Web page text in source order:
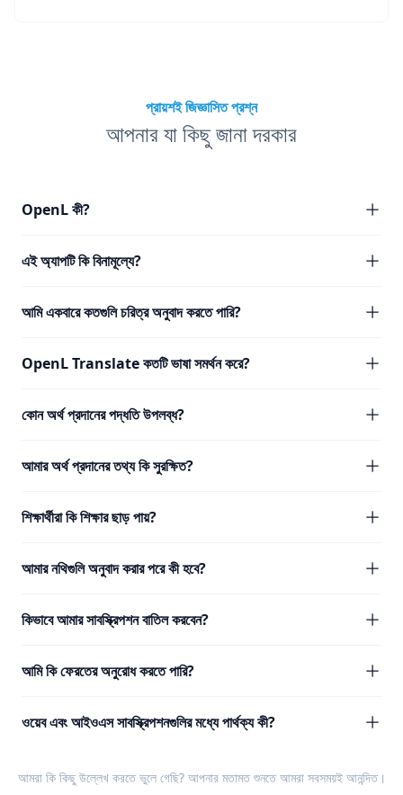
প্রায়শই জিজ্ঞাসিত প্রশ্ন
আপনার যা কিছু জানা দরকার
OpenL কী?
এই অ্যাপটি কি বিনামূল্যে?
আমি একবারে কতগুলি চরিত্র অনুবাদ করতে পারি?
OpenL Translate কতটি ভাষা সমর্থন করে?
কোন অর্থ প্রদানের পদ্ধতি উপলব্ধ?
আমার অর্থ প্রদানের তথ্য কি সুরক্ষিত?
শিক্ষার্থীরা কি শিক্ষার ছাড় পায়?
আমার নথিগুলি অনুবাদ করার পরে কী হবে?
কিভাবে আমার সাবস্ক্রিপশন বাতিল করবেন?
আমি কি ফেরতের অনুরোধ করতে পারি?
ওয়েব এবং আইওএস সাবস্ক্রিপশনগুলির মধ্যে পার্থক্য কী?
আমরা কি কিছু উল্লেখ করতে ভুলে গেছি? আপনার মতামতশুনতে আমরা সবসময়ই আনন্দিত।